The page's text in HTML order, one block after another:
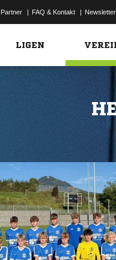
Partner | FAQ & Kontakt | Newsletter
LIGEN